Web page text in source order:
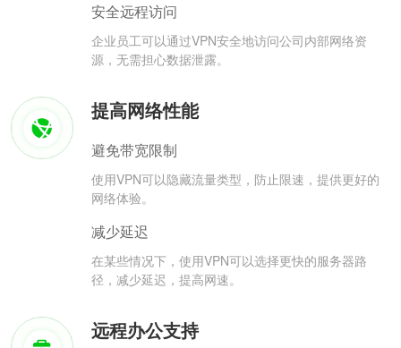
安全远程访问
企业员工可以通过VPN安全地访问公司内部网络资
源，无需担心数据泄露。
提高网络性能
避免带宽限制
使用VPN可以隐藏流量类型，防止限速，提供更好的
网络体验。
减少延迟
在某些情况下，使用VPN可以选择更快的服务器路
径，减少延迟，提高网速。
远程办公支持